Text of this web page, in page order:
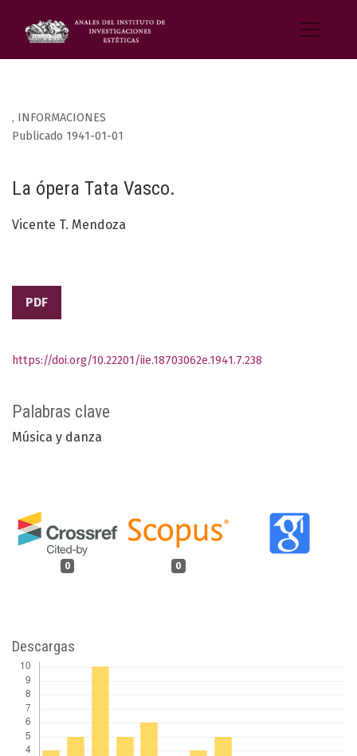
, INFORMACIONES
La ópera Tata Vasco.
Publicado 1941-01-01
Vicente T. Mendoza
PDF
Palabras clave
Música y danza
0 0
https://doi.org/10.22201/iie.18703062e.1941.7.238
Descargas